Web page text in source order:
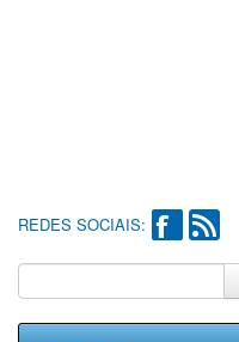
REDES SOCIAIS: